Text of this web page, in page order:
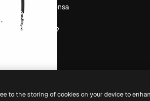
Sala de prensa
¿Buscas
magnific.ai?
to the storing of cookies on your device to